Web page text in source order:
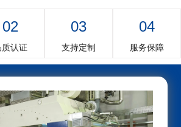
02
质认证
03
支持定制
04
服务保障